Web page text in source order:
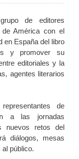
de editores
América con el
en España del libro
y promover su
editoriales y la
agentes literarios
de
a las jornadas
nuevos retos del
diálogos, mesas
público.